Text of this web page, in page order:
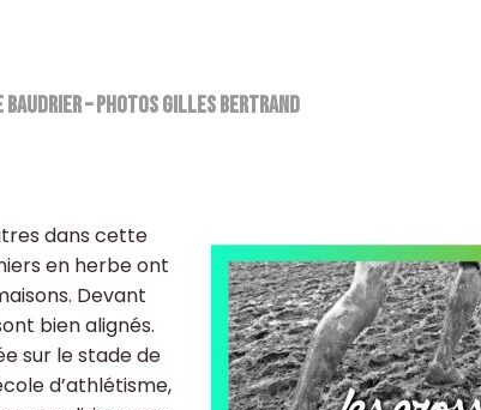
Baudrier – Photos Gilles Bertrand
dans cette
en herbe ont
Devant
bien alignés.
sur le stade de
d’athlétisme,